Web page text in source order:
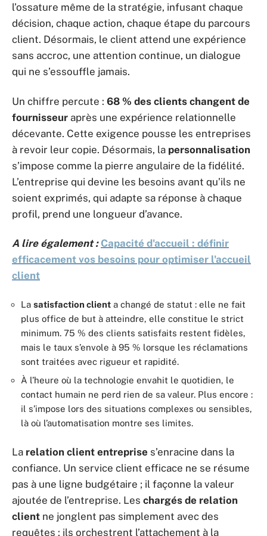
l’ossature même de la stratégie, infusant chaque
décision, chaque action, chaque étape du parcours
client. Désormais, le client attend une expérience
sans accroc, une attention continue, un dialogue
qui ne s’essouffle jamais.
Un chiffre percute : 68 % des clients changent de
fournisseur après une expérience relationnelle
décevante. Cette exigence pousse les entreprises
à revoir leur copie. Désormais, la personnalisation
s’impose comme la pierre angulaire de la fidélité.
L’entreprise qui devine les besoins avant qu’ils ne
soient exprimés, qui adapte sa réponse à chaque
profil, prend une longueur d’avance.
A lire également : Capacité d'accueil : définir
efficacement vos besoins pour optimiser l'accueil
client
La satisfaction client a changé de statut : elle ne fait
plus office de but à atteindre, elle constitue le strict
minimum. 75 % des clients satisfaits restent fidèles,
mais le taux s’envole à 95 % lorsque les réclamations
sont traitées avec rigueur et rapidité.
À l’heure où la technologie envahit le quotidien, le
contact humain ne perd rien de sa valeur. Plus encore :
il s’impose lors des situations complexes ou sensibles,
là où l’automatisation montre ses limites.
La relation client entreprise s’enracine dans la
confiance. Un service client efficace ne se résume
pas à une ligne budgétaire ; il façonne la valeur
ajoutée de l’entreprise. Les chargés de relation
client ne jonglent pas simplement avec des
requêtes : ils orchestrent l’attachement à la